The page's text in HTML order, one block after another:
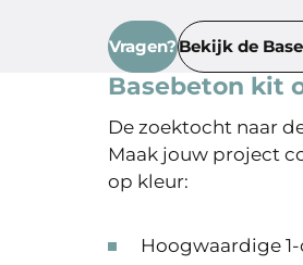
Vragen? Bekijk de
Basebeton kit
De zoektocht naar
Maak jouw project
op kleur:
Te bestellen in